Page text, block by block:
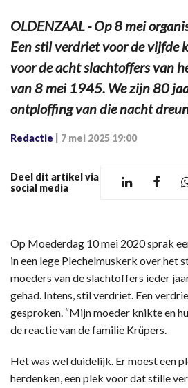
OLDENZAAL - Op 8 mei
Een stil verdriet voor de vijfde
voor de acht slachtoffers van
van 8 mei 1945. We zijn 80
ontploffing van die nacht
Redactie 7 mei 2025 19:00
Deel dit artikel via
social media
Op Moederdag 10 mei 2020 sprak
in een lege Plechelmuskerk over het
moeders van de slachtoffers ieder
gehad. Intens, stil verdriet. Een
gesproken. “Mijn moeder knikte en
de reactie van de familie Krüpers.
Het was wel duidelijk. Er moest een
herdenken, een plek voor dat stille